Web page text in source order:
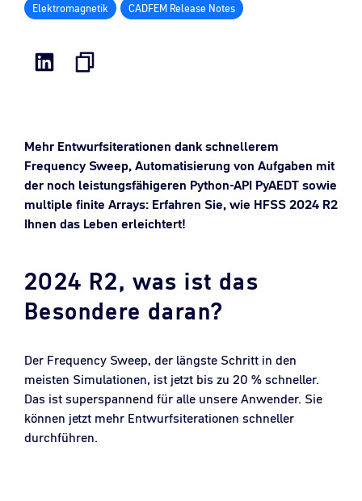
Elektromagnetik CADFEM Release Notes
Mehr Entwurfsiterationen dank schnellerem
Frequency Sweep, Automatisierung von Aufgaben mit
der noch leistungsfähigeren Python-API PyAEDT sowie
multiple finite Arrays: Erfahren Sie, wie HFSS 2024 R2
Ihnen das Leben erleichtert!
2024 R2, was ist das
Besondere daran?
Der Frequency Sweep, der längste Schritt in den
meisten Simulationen, ist jetzt bis zu 20 % schneller.
Das ist superspannend für alle unsere Anwender. Sie
können jetzt mehr Entwurfsiterationen schneller
durchführen.